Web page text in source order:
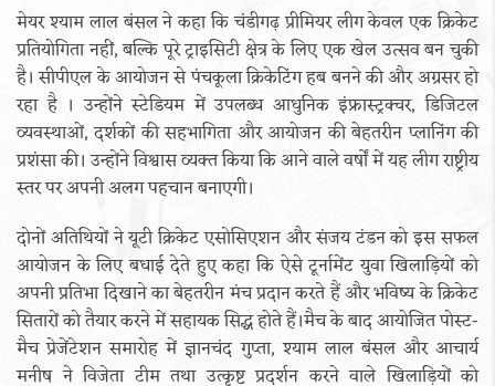
मेयर श्याम लाल बंसल ने कहा कि चंडीगढ़ प्रीमियर लीग केवल एक क्रिकेट
प्रतियोगिता नहीं, बल्कि पूरे ट्राइसिटी क्षेत्र के लिए एक खेल उत्सव बन चुकी
है। सीपीएल के आयोजन से पंचकूला क्रिकेटिंग हब बनने की और अग्रसर हो
रहा है । उन्होंने स्टेडियम में उपलब्ध आधुनिक इंफ्रास्ट्रक्चर, डिजिटल
व्यवस्थाओं, दर्शकों की सहभागिता और आयोजन की बेहतरीन प्लानिंग की
प्रशंसा की। उन्होंने विश्वास व्यक्त किया कि आने वाले वर्षों में यह लीग राष्ट्रीय
स्तर पर अपनी अलग पहचान बनाएगी।
दोनों अतिथियों ने यूटी क्रिकेट एसोसिएशन और संजय टंडन को इस सफल
आयोजन के लिए बधाई देते हुए कहा कि ऐसे टूर्नामेंट युवा खिलाड़ियों को
अपनी प्रतिभा दिखाने का बेहतरीन मंच प्रदान करते हैं और भविष्य के क्रिकेट
सितारों को तैयार करने में सहायक सिद्ध होते हैं।मैच के बाद आयोजित पोस्ट-
मैच प्रेजेंटेशन समारोह में ज्ञानचंद गुप्ता, श्याम लाल बंसल और आचार्य
मनीष ने विजेता टीम तथा उत्कृष्ट प्रदर्शन करने वाले खिलाड़ियों को